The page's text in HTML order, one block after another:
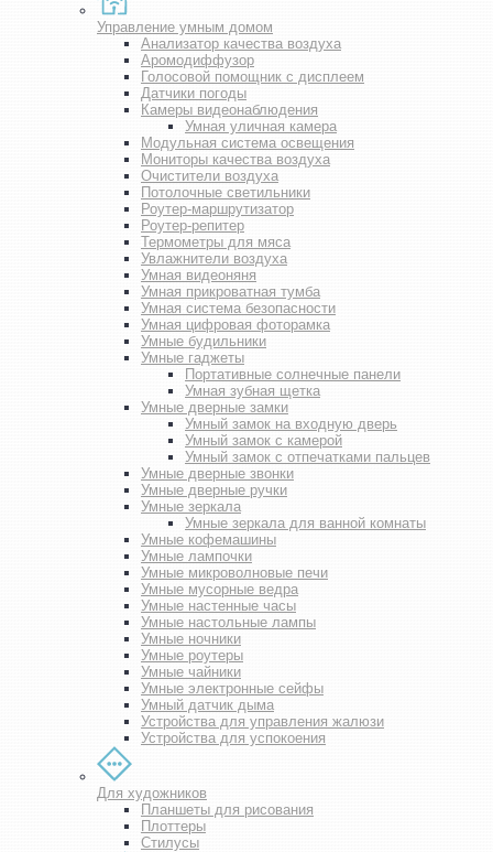
Управление умным домом
Анализатор качества воздуха
Аромодиффузор
Голосовой помощник с дисплеем
Датчики погоды
Камеры видеонаблюдения
Умная уличная камера
Модульная система освещения
Мониторы качества воздуха
Очистители воздуха
Потолочные светильники
Роутер-маршрутизатор
Роутер-репитер
Термометры для мяса
Увлажнители воздуха
Умная видеоняня
Умная прикроватная тумба
Умная система безопасности
Умная цифровая фоторамка
Умные будильники
Умные гаджеты
Портативные солнечные панели
Умная зубная щетка
Умные дверные замки
Умный замок на входную дверь
Умный замок с камерой
Умный замок с отпечатками пальцев
Умные дверные звонки
Умные дверные ручки
Умные зеркала
Умные зеркала для ванной комнаты
Умные кофемашины
Умные лампочки
Умные микроволновые печи
Умные мусорные ведра
Умные настенные часы
Умные настольные лампы
Умные ночники
Умные роутеры
Умные чайники
Умные электронные сейфы
Умный датчик дыма
Устройства для управления жалюзи
Устройства для успокоения
Для художников
Планшеты для рисования
Плоттеры
Стилусы